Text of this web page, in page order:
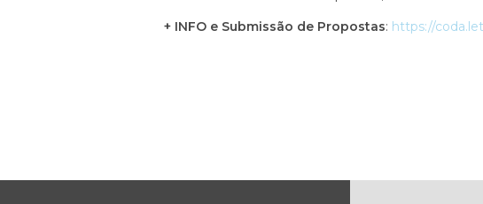
+ INFO e Submissão de Propostas: https://